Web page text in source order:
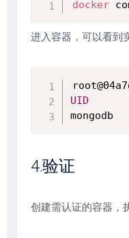
docker
进入容器，可以看到
UID
4.验证
创建需认证的容器，